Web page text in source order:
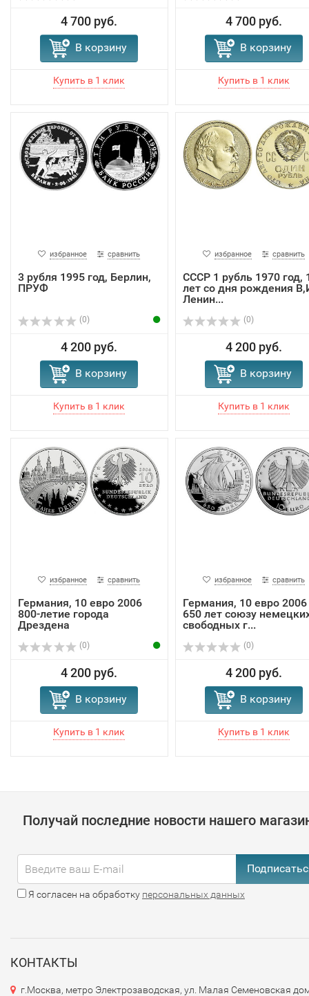
4 700 руб.
В корзину
4 700 руб.
В корзину
избранное сравнить
3 рубля 1995 год, Берлин,
ПРУФ
(0)
4 200 руб.
В корзину
избранное сравнить
СССР 1 рубль 1970 год,
лет со дня рождения
Ленин...
(0)
4 200 руб.
В корзину
избранное сравнить
Германия, 10 евро 2006
800-летие города
Дрездена
(0)
4 200 руб.
В корзину
избранное сравнить
Германия, 10 евро 2006
650 лет союзу
свободных г...
(0)
4 200 руб.
В корзину
Получай последние новости нашего
Я согласен на обработку персональных данных
КОНТАКТЫ
г.Москва, метро Электрозаводская, ул. Малая Семеновская